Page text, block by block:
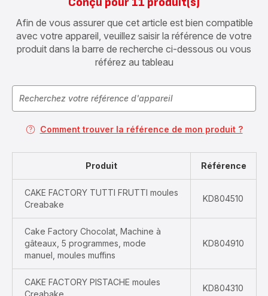
Afin de vous assurer que cet article est bien compatible
avec votre appareil, veuillez saisir la référence de votre
produit dans la barre de recherche ci-dessous ou vous
référez au tableau
Comment trouver la référence de mon produit ?
Produit Référence
CAKE FACTORY TUTTI FRUTTI moules
Creabake
KD804510
Cake Factory Chocolat, Machine à
gâteaux, 5 programmes, mode
manuel, moules muffins
KD804910
CAKE FACTORY PISTACHE moules
Creabake
KD804310